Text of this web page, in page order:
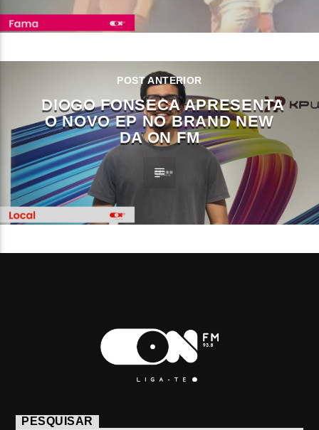
POST ANTERIOR
DIOGO FONSECA APRESENTA
O NOVO EP NO BRAND NEW
DA ON FM
PESQUISAR